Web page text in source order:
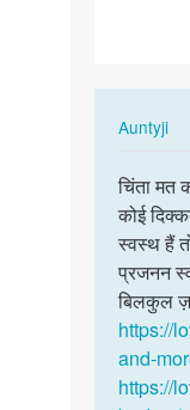
AuntyjiIn
to
मेरा
एक
नई
है
by
चिंता
मत
कीजिये,
बेटे.
एक…
चिंता मत
कोई
स्वस्थ हैं
प्रजनन
बिलकुल
https://
and-
https://